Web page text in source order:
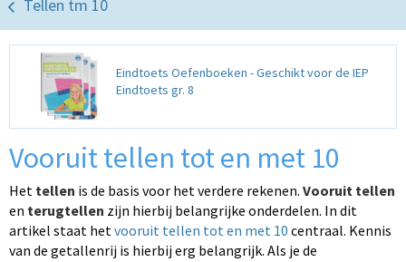
Tellen tm 10
Eindtoets Oefenboeken - Geschikt voor de IEP
Eindtoets gr. 8
Vooruit tellen tot en met 10
Het tellen is de basis voor het verdere rekenen. Vooruit tellen
en terugtellen zijn hierbij belangrijke onderdelen. In dit
artikel staat hetvooruit tellen tot en met 10 centraal. Kennis
van de getallenrij is hierbij erg belangrijk. Als je de